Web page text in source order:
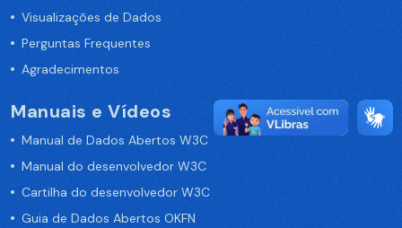
Visualizações de Dados
Perguntas Frequentes
Agradecimentos
Manuais e Vídeos
Manual de Dados Abertos W3C
Manual do desenvolvedor W3C
Cartilha do desenvolvedor W3C
Guia de Dados Abertos OKFN